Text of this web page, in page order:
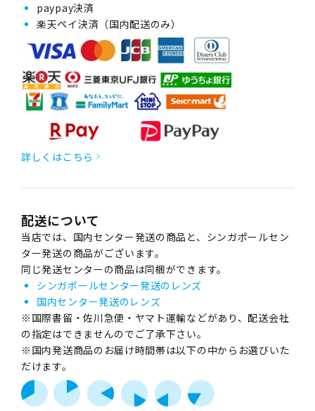
paypay決済
楽天ペイ決済（国内配送のみ）
詳しくはこちら
配送について
当店では、国内センター発送の商品と、シンガポールセン
ター発送の商品がございます。
同じ発送センターの商品は同梱ができます。
シンガポールセンター発送のレンズ
国内センター発送のレンズ
※国際書留・佐川急便・ヤマト運輸などがあり、配送会社
の指定はできませんのでご了承下さい。
※国内発送商品のお届け時間帯は以下の中からお選びいた
だけます。